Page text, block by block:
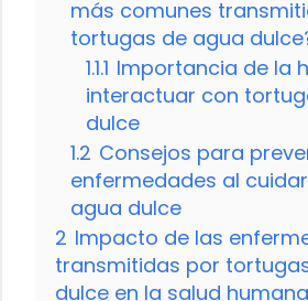
más comunes
tortugas de agua
1.1.1 Importancia de la
interactuar con
dulce
1.2 Consejos para
enfermedades al
agua dulce
2 Impacto de las
transmitidas por
dulce en la salud humana